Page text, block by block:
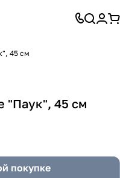
45 см
"Паук", 45 см
покупке